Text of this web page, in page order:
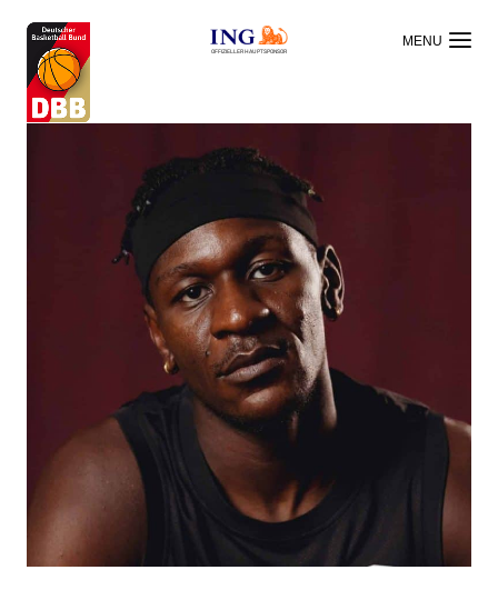
OFFIZIELLER HAUPTSPONSOR